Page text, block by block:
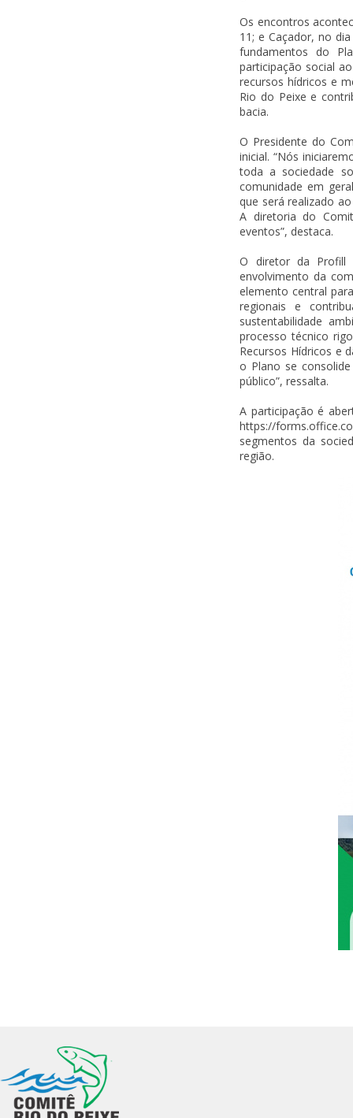
Os encontros
11; e Caçador, no
fundamentos do
participação social
recursos hídricos e
Rio do Peixe e
bacia.
O Presidente do
inicial. “Nós
toda a sociedade
comunidade em
que será realizado
A diretoria do
eventos”, destaca.
O diretor da Profill
envolvimento da
elemento central
regionais e
sustentabilidade
processo técnico
Recursos Hídricos e
o Plano se
público”, ressalta.
A participação é
https://
segmentos da
região.